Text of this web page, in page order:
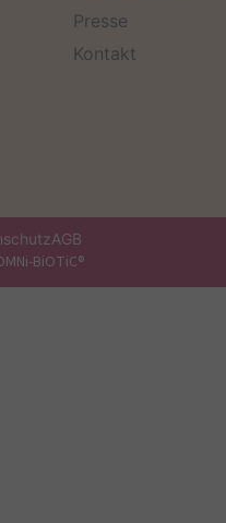
Presse
Kontakt
AGB
BiOTiC®